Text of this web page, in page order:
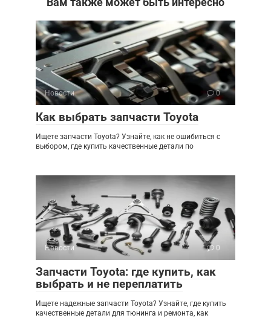
Новости 0
Как выбрать запчасти Toyota
Ищете запчасти Toyota? Узнайте, как не ошибиться с
выбором, где купить качественные детали по
Новости 0
Запчасти Toyota: где купить, как
выбрать и не переплатить
Ищете надежные запчасти Toyota? Узнайте, где купить
качественные детали для тюнинга и ремонта, как